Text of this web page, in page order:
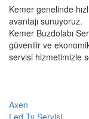
Kemer genelinde
avantajı sunuyoruz.
Kemer Buzdolabı
güvenilir ve
servisi hizmetimizle
Axen